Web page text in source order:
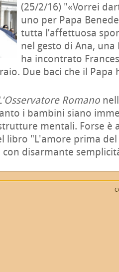
(25/2/16) "«Vorrei
uno per Papa
tutta l’affettuosa
nel gesto di Ana,
ha incontrato
Due baci che il Papa
Romano
i bambini siano
mentali. Forse è
libro "L'amore prima
disarmante